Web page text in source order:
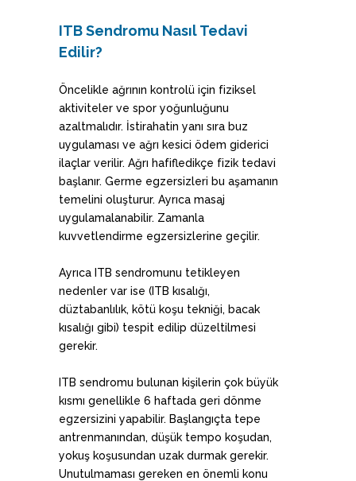
ITB Sendromu Nasıl Tedavi
Edilir?
Öncelikle ağrının kontrolü için fiziksel
aktiviteler ve spor yoğunluğunu
azaltmalıdır. İstirahatin yanı sıra buz
uygulaması ve ağrı kesici ödem giderici
ilaçlar verilir. Ağrı hafifledikçe fizik tedavi
başlanır. Germe egzersizleri bu aşamanın
temelini oluşturur. Ayrıca masaj
uygulamalanabilir. Zamanla
kuvvetlendirme egzersizlerine geçilir.
Ayrıca ITB sendromunu tetikleyen
nedenler var ise (ITB kısalığı,
düztabanlılık, kötü koşu tekniği, bacak
kısalığı gibi) tespit edilip düzeltilmesi
gerekir.
ITB sendromu bulunan kişilerin çok büyük
kısmı genellikle 6 haftada geri dönme
egzersizini yapabilir. Başlangıçta tepe
antrenmanından, düşük tempo koşudan,
yokuş koşusundan uzak durmak gerekir.
Unutulmaması gereken en önemli konu